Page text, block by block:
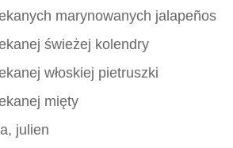
marynowanych jalapeños
świeżej kolendry
włoskiej pietruszki
mięty
julien